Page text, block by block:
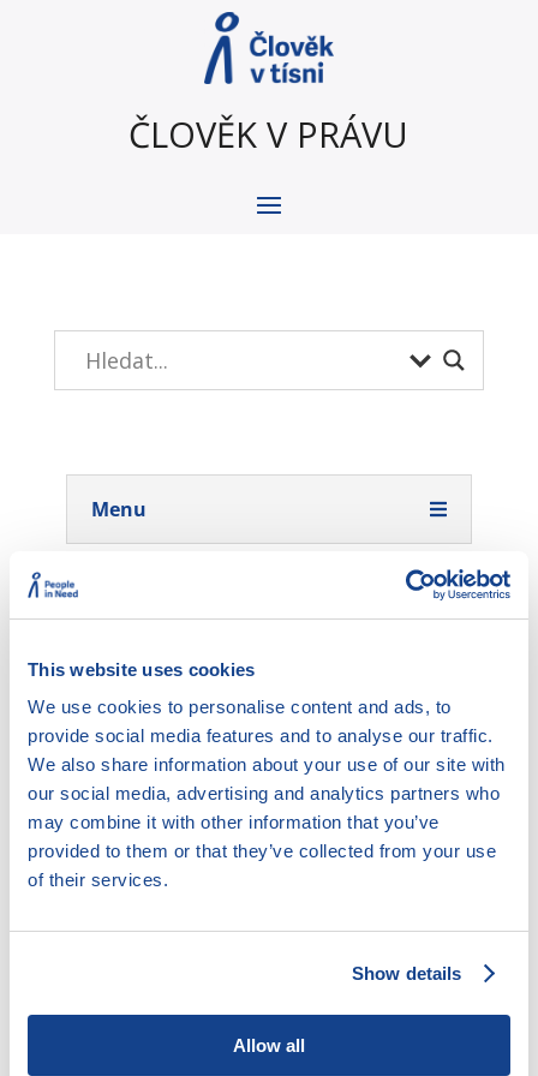
This website uses cookies
We use cookies to personalise content and ads, to
provide social media features and to analyse our traffic.
We also share information about your use of our site with
our social media, advertising and analytics partners who
may combine it with other information that you’ve
provided to them or that they’ve collected from your use
of their services.
Show details
Allow all
ČLOVĚK V PRÁVU
Menu
6.7.1. Jistota – obecná pravidla
Jistota – obecná pravidla
Jistotou se rozumí obecně zajištění dluhu – zejména
stanovena v ust. § 2012 a násl. NOZ. Např. věřitel musí